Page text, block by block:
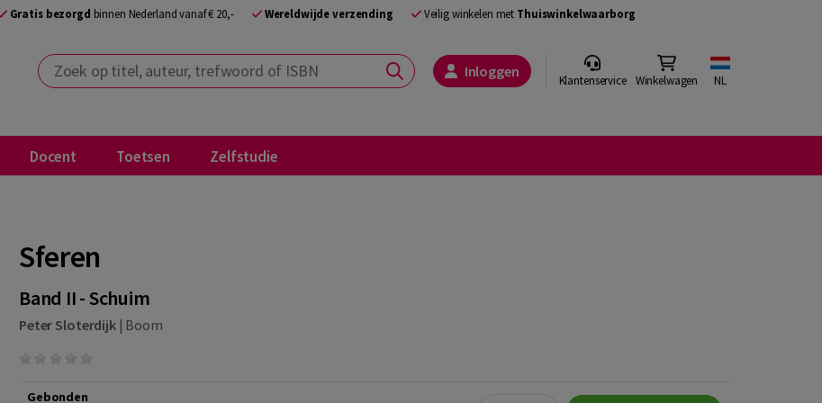
Gratis bezorgd binnen Nederland vanaf € 20,- Wereldwijde verzending Veilig winkelen met Thuiswinkelwaarborg
Zoek op titel, auteur, trefwoord of ISBN Inloggen Klantenservice Winkelwagen NL
Docent Toetsen Zelfstudie
Sferen
Band II - Schuim
Peter Sloterdijk| Boom
Gebonden